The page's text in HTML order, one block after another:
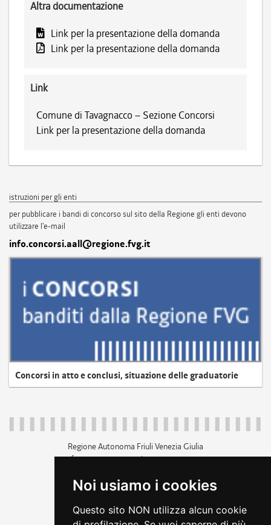
Noi usiamo i cookies
Questo sito NON utilizza alcun cookie
Altra documentazione
Link per la presentazione della domanda
Link per la presentazione della domanda
Link
Comune di Tavagnacco – Sezione Concorsi
Link per la presentazione della domanda
istruzioni per gli enti
per pubblicare i bandi di concorso sul sito della Regione gli enti devono
utilizzare l'e-mail
info.concorsi.aall@regione.fvg.it
Concorsi in atto e conclusi, situazione delle graduatorie
Regione Autonoma Friuli Venezia Giulia
c.f. 80014930327; p.iva 00526040324
+39 040 3771111
amministrazione trasparente